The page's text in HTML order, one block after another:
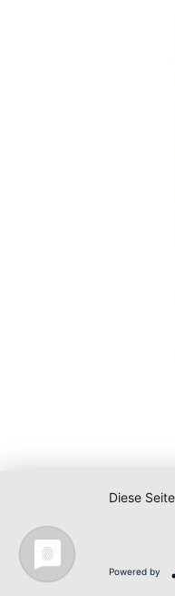
Diese
Powered by